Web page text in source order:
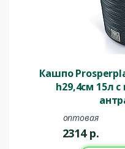
Кашпо
h29,4см 15л
оптовая
2314 р.